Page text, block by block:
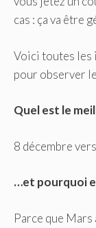
cas : ça va être
Voici toutes les
pour observer
Quel est le
8 décembre
…et pourquoi
Parce que